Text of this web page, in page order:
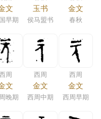
文
早期
玉书
侯马盟书
金文
春秋
周
文
晚期
西周
金文
西周中期
西周
金文
西周早期